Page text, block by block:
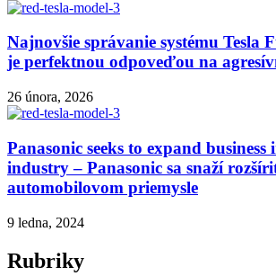
Najnovšie správanie systému Tesla
je perfektnou odpoveďou na
26 února, 2026
Panasonic seeks to expand business
industry – Panasonic sa snaží
automobilovom priemysle
9 ledna, 2024
Rubriky